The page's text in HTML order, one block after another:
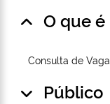
O que é
Consulta de
Público